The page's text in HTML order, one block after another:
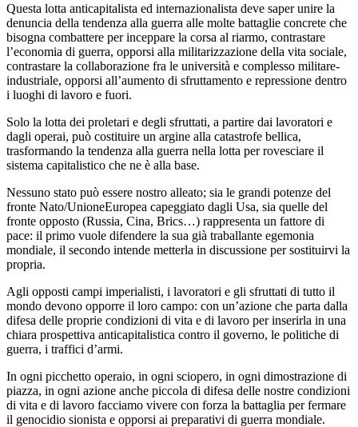
Questa lotta anticapitalista ed internazionalista deve saper unire la
denuncia della tendenza alla guerra alle molte battaglie concrete che
bisogna combattere per inceppare la corsa al riarmo, contrastare
l’economia di guerra, opporsi alla militarizzazione della vita sociale,
contrastare la collaborazione fra le università e complesso militare-
industriale, opporsi all’aumento di sfruttamento e repressione dentro
i luoghi di lavoro e fuori.
Solo la lotta dei proletari e degli sfruttati, a partire dai lavoratori e
dagli operai, può costituire un argine alla catastrofe bellica,
trasformando la tendenza alla guerra nella lotta per rovesciare il
sistema capitalistico che ne è alla base.
Nessuno stato può essere nostro alleato; sia le grandi potenze del
fronte Nato/UnioneEuropea capeggiato dagli Usa, sia quelle del
fronte opposto (Russia, Cina, Brics…) rappresenta un fattore di
pace: il primo vuole difendere la sua già traballante egemonia
mondiale, il secondo intende metterla in discussione per sostituirvi la
propria.
Agli opposti campi imperialisti, i lavoratori e gli sfruttati di tutto il
mondo devono opporre il loro campo: con un’azione che parta dalla
difesa delle proprie condizioni di vita e di lavoro per inserirla in una
chiara prospettiva anticapitalistica contro il governo, le politiche di
guerra, i traffici d’armi.
In ogni picchetto operaio, in ogni sciopero, in ogni dimostrazione di
piazza, in ogni azione anche piccola di difesa delle nostre condizioni
di vita e di lavoro facciamo vivere con forza la battaglia per fermare
il genocidio sionista e opporsi ai preparativi di guerra mondiale.